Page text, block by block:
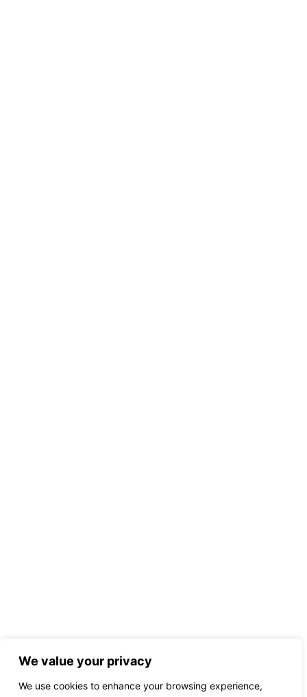
We value your privacy
We use cookies to enhance your browsing experience,